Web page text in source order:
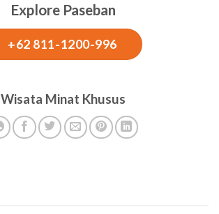
Bogor
Smart
yang
Berkelanjutan
Explore Paseban
+62 811-1200-996
Wisata Minat Khusus